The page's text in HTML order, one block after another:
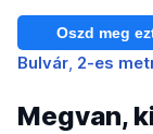
Oszd meg
Bulvár 2-es
Megvan,